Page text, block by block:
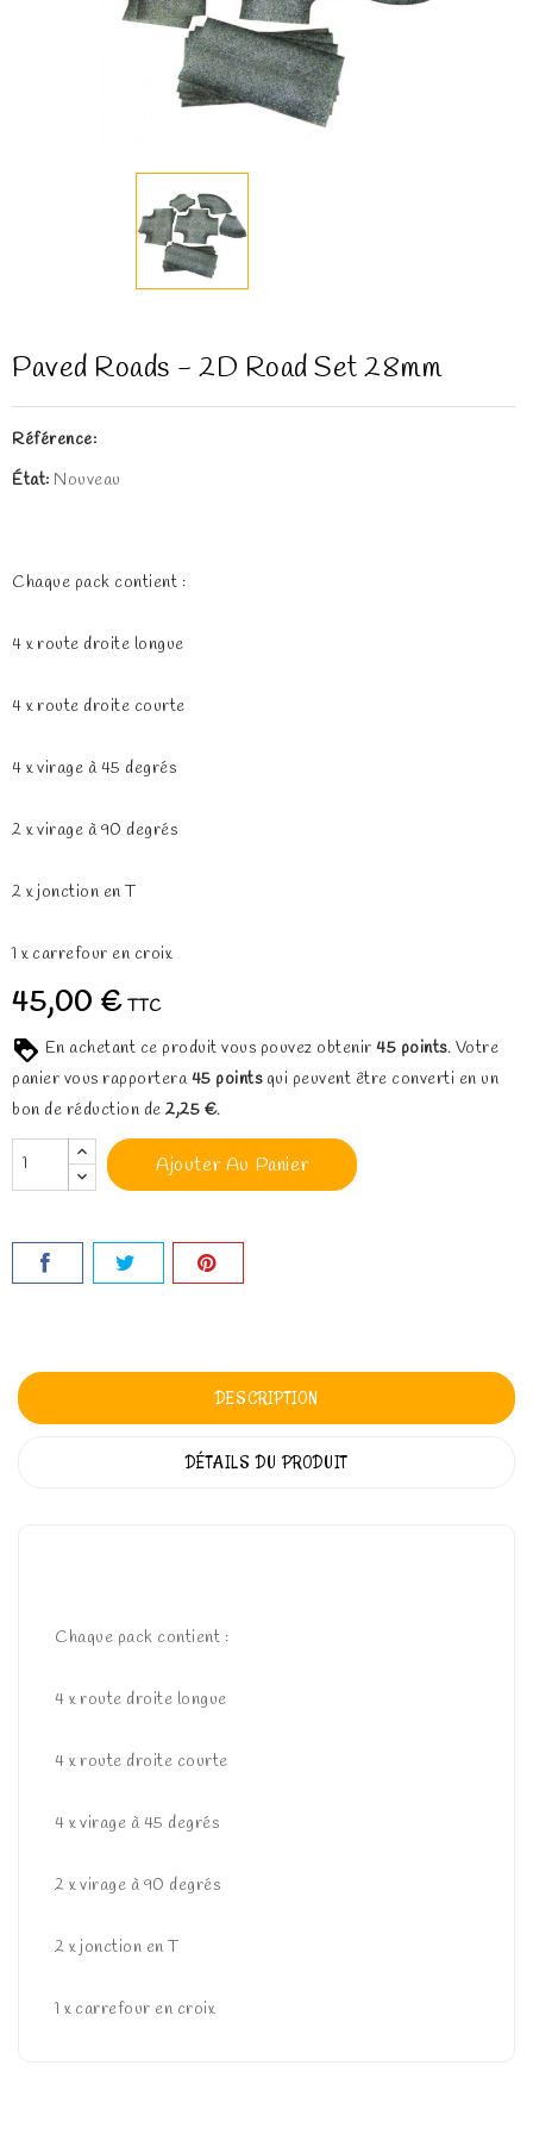
Paved Roads - 2D Road Set 28mm
Référence:
État: Nouveau
Chaque pack contient :
4 x route droite longue
4 x route droite courte
4 x virage à 45 degrés
2 x virage à 90 degrés
2 x jonction en T
1 x carrefour en croix
45,00 € TTC
En achetant ce produit vous pouvez obtenir 45 points. Votre
panier vous rapportera45 pointsqui peuvent être converti en un
bon de réduction de 2,25 €.
Ajouter Au Panier
DESCRIPTION
DÉTAILS DU PRODUIT
Chaque pack contient :
4 x route droite longue
4 x route droite courte
4 x virage à 45 degrés
2 x virage à 90 degrés
2 x jonction en T
1 x carrefour en croix